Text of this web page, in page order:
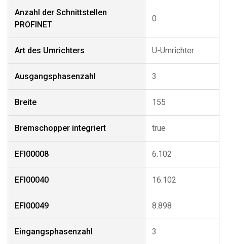
Anzahl der Schnittstellen
PROFINET
0
Art des Umrichters U-Umrichter
Ausgangsphasenzahl 3
Breite 155
Bremschopper integriert true
EFI00008 6.102
EFI00040 16.102
EFI00049 8.898
Eingangsphasenzahl 3